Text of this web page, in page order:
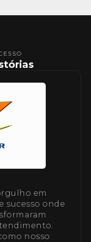
em
sucesso onde
nosso